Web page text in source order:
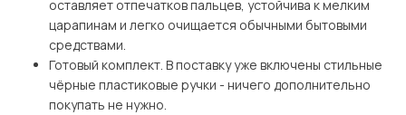
оставляет отпечатков пальцев, устойчива к мелким
царапинам и легко очищается обычными бытовыми
средствами.
Готовый комплект. В поставку уже включены стильные
чёрные пластиковые ручки - ничего дополнительно
покупать не нужно.